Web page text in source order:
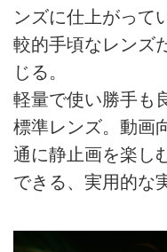
ンズに仕上がって
較的手頃なレンズ
じる。
軽量で使い勝手も
標準レンズ。動画
通に静止画を楽し
できる、実用的な